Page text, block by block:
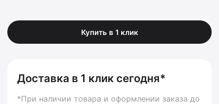
Купить в 1 клик
Доставка в 1 клик сегодня*
*При наличии товара и оформлении заказа до